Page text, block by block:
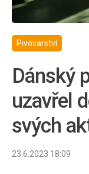
Pivovarství
Dánský
uzavřel
svých
23.6.2023 18:09